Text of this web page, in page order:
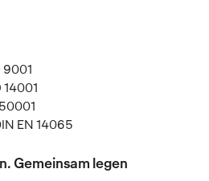
9001
EN 14065
Gemeinsam legen